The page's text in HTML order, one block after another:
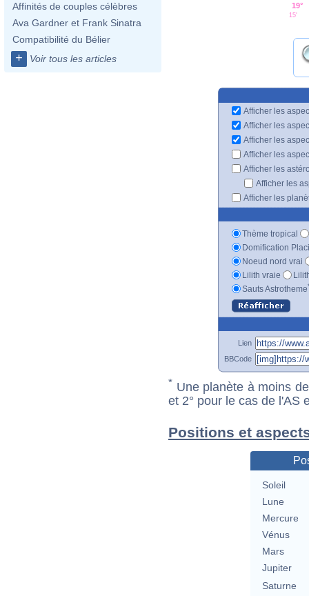
Affinités de couples célèbres
Ava Gardner et Frank Sinatra
Compatibilité du Bélier
+ Voir tous les articles
19°
15'
Afficher les
Afficher les
Afficher les
Afficher les
Afficher les
Afficher les
Afficher les
Thème tropical
Domification
Noeud nord vrai
Lilith vraie
Sauts Astrotheme
Lien
BBCode
* Une planète à moins
et 2° pour le cas de l'AS
Positions et
Soleil
Lune
Mercure
Vénus
Mars
Jupiter
Saturne